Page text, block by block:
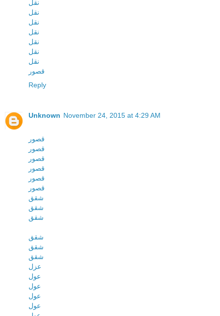
نقل
نقل
نقل
نقل
نقل
نقل
نقل
قصور
Reply
Unknown November 24, 2015 at 4:29 AM
قصور
قصور
قصور
قصور
قصور
قصور
شقق
شقق
شقق
شقق
شقق
شقق
عزل
عول
عول
عول
عول